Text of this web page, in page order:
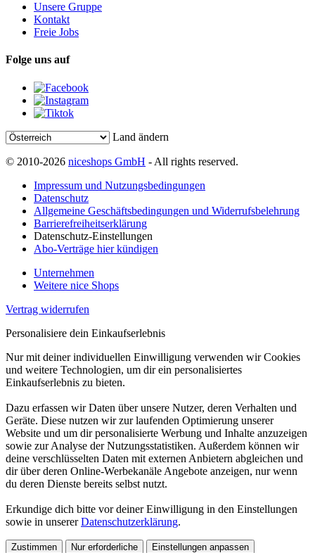
Unsere Gruppe
Kontakt
Freie Jobs
Folge uns auf
Land ändern
© 2010-2026 niceshops GmbH - All rights reserved.
Impressum und Nutzungsbedingungen
Datenschutz
Allgemeine Geschäftsbedingungen und Widerrufsbelehrung
Barrierefreiheitserklärung
Datenschutz-Einstellungen
Abo-Verträge hier kündigen
Unternehmen
Weitere nice Shops
Vertrag widerrufen
Personalisiere dein Einkaufserlebnis
Nur mit deiner individuellen Einwilligung verwenden wir Cookies
und weitere Technologien, um dir ein personalisiertes
Einkaufserlebnis zu bieten.
Dazu erfassen wir Daten über unsere Nutzer, deren Verhalten und
Geräte. Diese nutzen wir zur laufenden Optimierung unserer
Website und um dir personalisierte Werbung und Inhalte anzuzeigen
sowie zur Analyse der Nutzungsstatistiken. Außerdem können wir
deine verschlüsselten Daten mit externen Anbietern abgleichen und
dir über deren Online-Werbekanäle Angebote anzeigen, nur wenn
du deren Dienste bereits selbst nutzt.
Erkundige dich bitte vor deiner Einwilligung in den Einstellungen
sowie in unsererDatenschutzerklärung.
Zustimmen Nur erforderliche Einstellungen anpassen